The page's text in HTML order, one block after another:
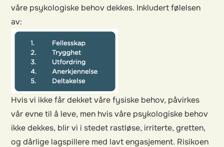
våre psykologiske behov dekkes. Inkludert følelsen
av:
Hvis vi ikke får dekket våre fysiske behov, påvirkes
vår evne til å leve, men hvis våre psykologiske behov
ikke dekkes, blir vi i stedet rastløse, irriterte, gretten,
og dårlige lagspillere med lavt engasjement. Risikoen